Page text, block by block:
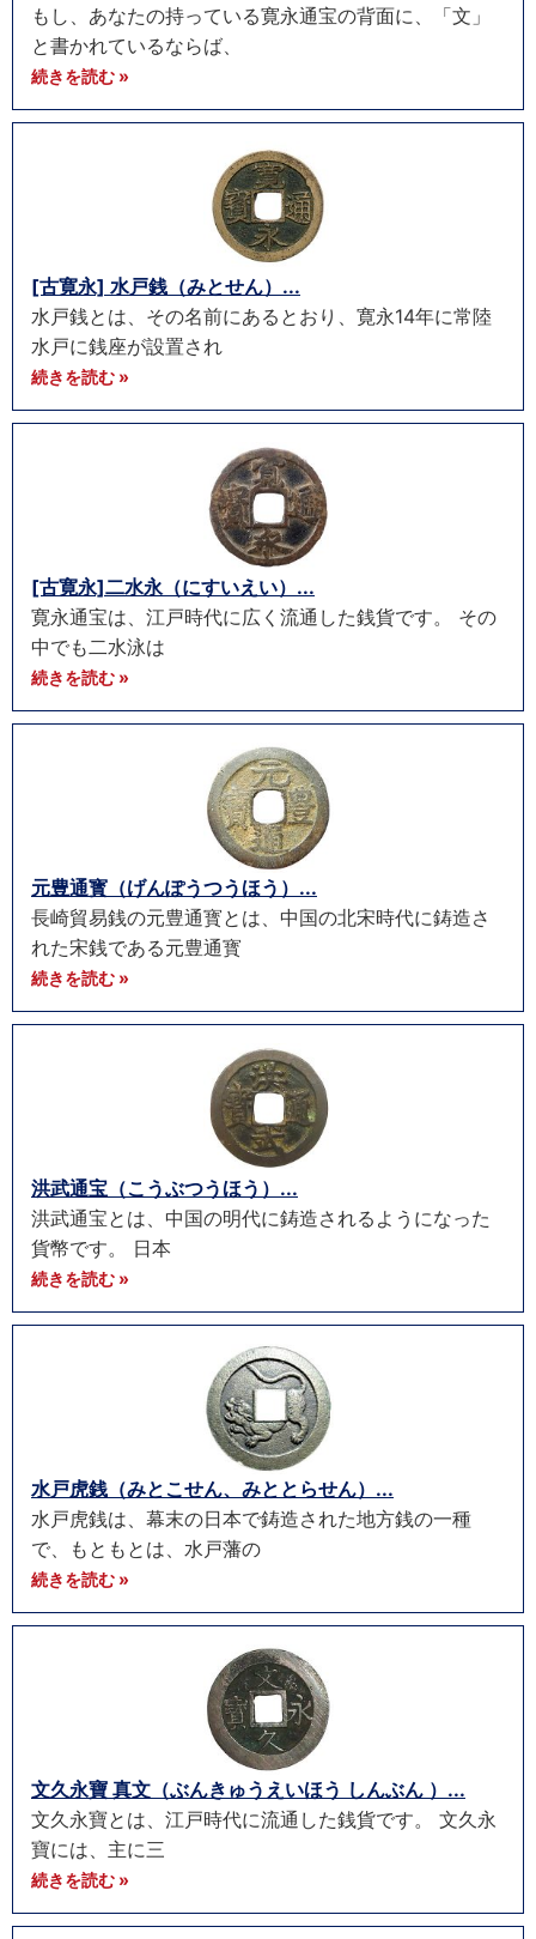
もし、あなたの持っている寛永通宝の背面に、「文」
と書かれているならば、
続きを読む »
[古寛永] 水戸銭（みとせん）...
水戸銭とは、その名前にあるとおり、寛永14年に常陸
水戸に銭座が設置され
続きを読む »
[古寛永]二水永（にすいえい）...
寛永通宝は、江戸時代に広く流通した銭貨です。 その
中でも二水泳は
続きを読む »
元豊通寳（げんぽうつうほう）...
長崎貿易銭の元豊通寳とは、中国の北宋時代に鋳造さ
れた宋銭である元豊通寳
続きを読む »
洪武通宝（こうぶつうほう）...
洪武通宝とは、中国の明代に鋳造されるようになった
貨幣です。 日本
続きを読む »
水戸虎銭（みとこせん、みととらせん）...
水戸虎銭は、幕末の日本で鋳造された地方銭の一種
で、もともとは、水戸藩の
続きを読む »
文久永寶 真文（ぶんきゅうえいほう しんぶん ）...
文久永寶とは、江戸時代に流通した銭貨です。 文久永
寶には、主に三
続きを読む »